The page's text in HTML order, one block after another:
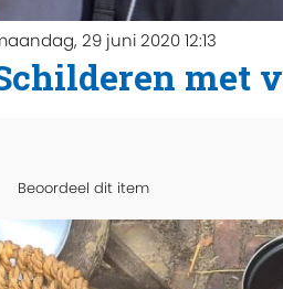
29 juni 2020 12:13
met
Beoordeel dit item